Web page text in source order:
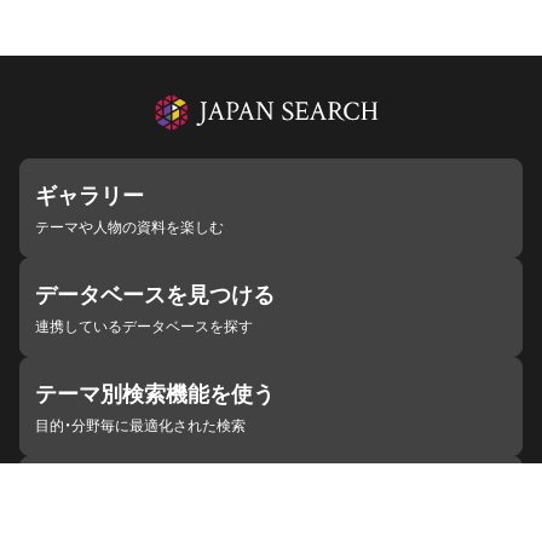
ギャラリー
テーマや人物の資料を楽しむ
データベースを見つける
連携しているデータベースを探す
テーマ別検索機能を使う
目的・分野毎に最適化された検索